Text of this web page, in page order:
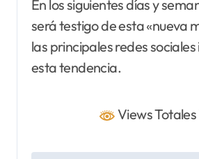
En los siguientes días y
será testigo de esta «nueva
las principales redes
esta tendencia.
Views Totales